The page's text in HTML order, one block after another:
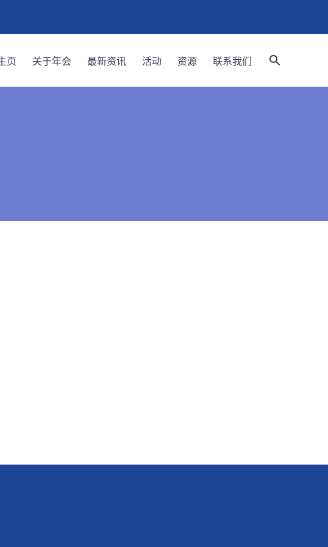
页 关于年会 最新资讯 活动 资源 联系我们